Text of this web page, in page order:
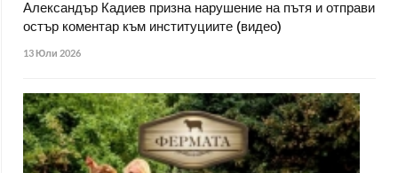
Александър Кадиев призна нарушение на пътя и отправи
остър коментар към институциите (видео)
13 Юли 2026